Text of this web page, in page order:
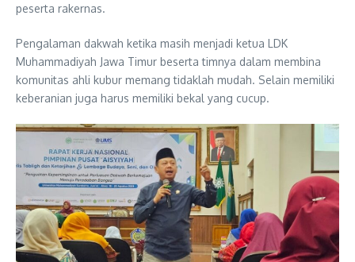
peserta rakernas.
Pengalaman dakwah ketika masih menjadi ketua LDK
Muhammadiyah Jawa Timur beserta timnya dalam membina
komunitas ahli kubur memang tidaklah mudah. Selain memiliki
keberanian juga harus memiliki bekal yang cucup.